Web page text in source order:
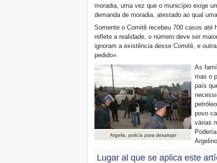
moradia, uma vez que o município exige
demanda de moradia, atestado ao qual
Somente o Comitê recebeu 700 casos até
reflete a realidade, o número deve ser
ignoram a existência desse Comitê, e
pedido».
Argelia, policía para desalojar
As
mas o
país
povo
várias
Lugar al que se aplica este